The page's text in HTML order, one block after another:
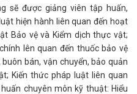
sẽ được giảng viên tập huấn,
hiện hành liên quan đến hoạt
Bảo vệ và Kiểm dịch thực vật;
lên quan đến thuốc bảo vệ
bán, vận chuyển, bảo quản
Kiến thức pháp luật liên quan
chuyên môn kỹ thuật: Hiểu